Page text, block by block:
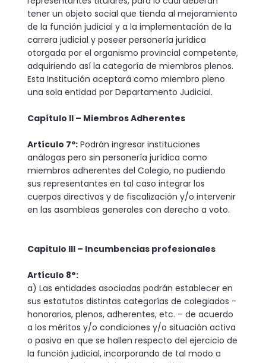
tener un objeto social que tienda al mejoramiento
de la función judicial y a la implementación de la
carrera judicial y poseer personería jurídica
otorgada por el organismo provincial competente,
adquiriendo así la categoría de miembros plenos.
Esta Institución aceptará como miembro pleno
una sola entidad por Departamento Judicial.
Capítulo II – Miembros Adherentes
Artículo 7º:Podrán ingresar instituciones
análogas pero sin personería jurídica como
miembros adherentes del Colegio, no pudiendo
sus representantes en tal caso integrar los
cuerpos directivos y de fiscalización y/o intervenir
en las asambleas generales con derecho a voto.
Capitulo III – Incumbencias profesionales
Artículo 8°:
a) Las entidades asociadas podrán establecer en
sus estatutos distintas categorías de colegiados -
honorarios, plenos, adherentes, etc. – de acuerdo
a los méritos y/o condiciones y/o situación activa
o pasiva en que se hallen respecto del ejercicio de
la función judicial, incorporando de tal modo a